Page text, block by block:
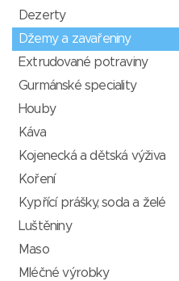
Dezerty
Džemy a zavařeniny
Extrudované potraviny
Gurmánské speciality
Houby
Káva
Kojenecká a dětská výživa
Koření
Kypřící prášky, soda a želé
Luštěniny
Maso
Mléčné výrobky